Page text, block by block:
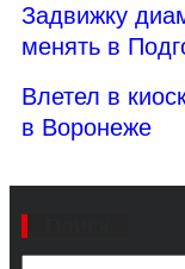
Задвижку
менять в
Влетел в
в Воронеже